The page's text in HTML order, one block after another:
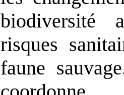
biodiversité
risques
faune